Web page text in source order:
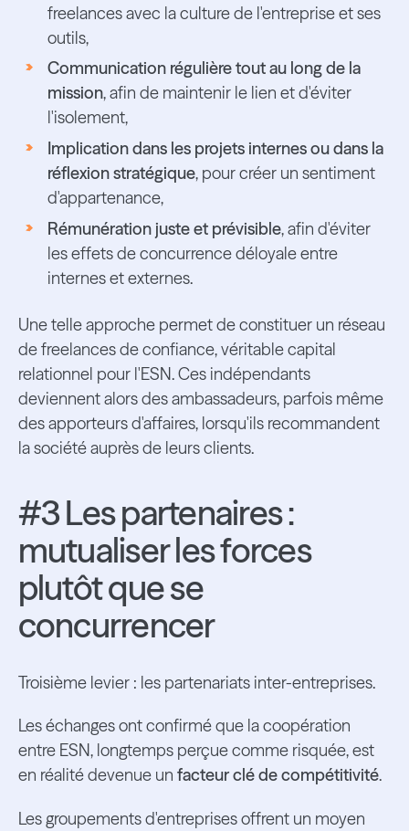
freelances avec la culture de l'entreprise et ses
outils,
Communication régulière tout au long de la
mission, afin de maintenir le lien et d'éviter
l'isolement,
Implication dans les projets internes ou dans la
réflexion stratégique, pour créer un sentiment
d'appartenance,
Rémunération juste et prévisible, afin d'éviter
les effets de concurrence déloyale entre
internes et externes.
Une telle approche permet de constituer un réseau
de freelances de confiance, véritable capital
relationnel pour l'ESN. Ces indépendants
deviennent alors des ambassadeurs, parfois même
des apporteurs d'affaires, lorsqu'ils recommandent
la société auprès de leurs clients.
#3 Les partenaires :
mutualiser les forces
plutôt que se
concurrencer
Troisième levier : les partenariats inter-entreprises.
Les échanges ont confirmé que la coopération
entre ESN, longtemps perçue comme risquée, est
en réalité devenue un facteur clé de compétitivité.
Les groupements d'entreprises offrent un moyen